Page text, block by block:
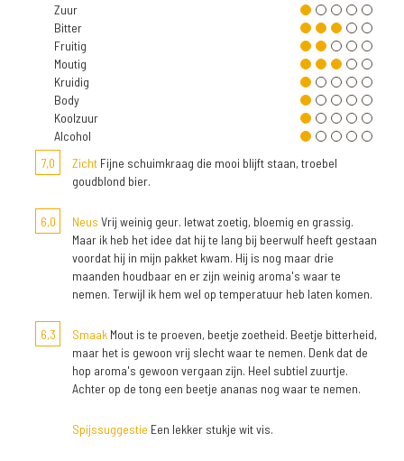
Zuur
Bitter
Fruitig
Moutig
Kruidig
Body
Koolzuur
Alcohol
7,0
Zicht Fijne schuimkraag die mooi blijft staan, troebel
goudblond bier.
6,0 Neus Vrij weinig geur. Ietwat zoetig, bloemig en grassig.
Maar ik heb het idee dat hij te lang bij beerwulf heeft gestaan
voordat hij in mijn pakket kwam. Hij is nog maar drie
maanden houdbaar en er zijn weinig aroma's waar te
nemen. Terwijl ik hem wel op temperatuur heb laten komen.
6,3 Smaak Mout is te proeven, beetje zoetheid. Beetje bitterheid,
maar het is gewoon vrij slecht waar te nemen. Denk dat de
hop aroma's gewoon vergaan zijn. Heel subtiel zuurtje.
Achter op de tong een beetje ananas nog waar te nemen.
Spijssuggestie Een lekker stukje wit vis.